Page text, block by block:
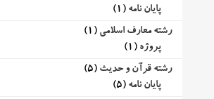
پایان نامه (1)
رشته معارف اسلامی (1)
پروژه (1)
رشته قرآن و حدیث (5)
پایان نامه (5)